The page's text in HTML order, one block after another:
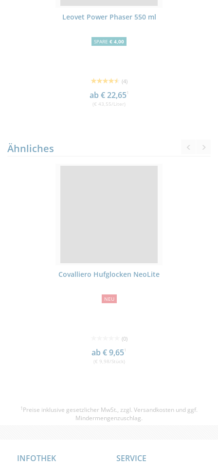
Leovet Power Phaser 550 ml
SPARE € 4,00
(4)
ab € 22,651
(€ 43,55/Liter)
Ähnliches
Covalliero Hufglocken NeoLite
NEU
(0)
ab € 9,651
(€ 9,98/Stück)
1 Preise inklusive gesetzlicher MwSt., zzgl. Versandkosten und ggf.
Mindermengenzuschlag.
INFOTHEK SERVICE